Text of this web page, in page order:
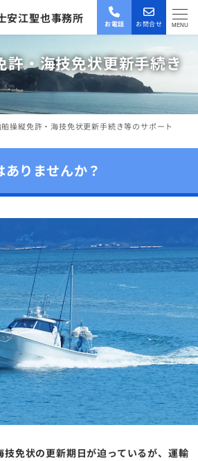
安江聖也事務所 お電話 お問合せ MENU
許・海技免状更新手続き
操縦免許・海技免状更新手続き等のサポート
りませんか？
免状の更新期日が迫っているが、運輸